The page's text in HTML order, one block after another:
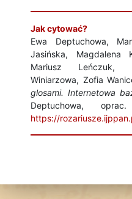
Jak cytować?
Ewa Deptuchowa,
Jasińska, Magdalena
Mariusz Leńczuk,
Winiarzowa, Zofia
glosami. Internetowa
Deptuchowa,
https://